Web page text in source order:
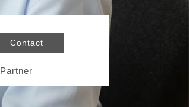
Contact
Partner